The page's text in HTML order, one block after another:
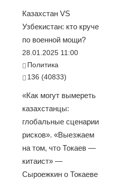
Казахстан VS
Узбекистан: кто круче
по военной мощи?
28.01.2025 11:00
Политика
136 (40833)
«Как могут вымереть
казахстанцы:
глобальные сценарии
рисков». «Выезжаем
на том, что Токаев —
китаист» —
Сыроежкин о Токаеве